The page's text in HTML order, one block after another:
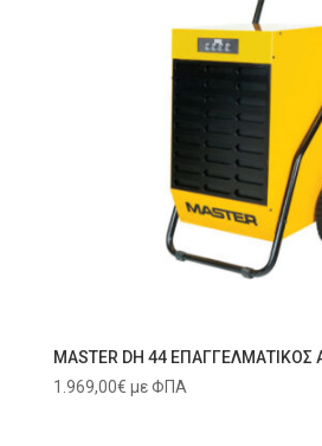
MASTER DH 44
1.969,00€ με ΦΠΑ